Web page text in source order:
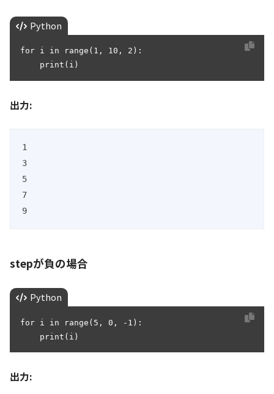
Python
for i in range(1, 10, 2):
    print(i)
出力:
1
3
5
7
9
stepが負の場合
Python
for i in range(5, 0, -1):
    print(i)
出力: